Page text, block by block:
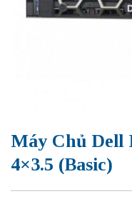
Máy Chủ Dell
4×3.5 (Basic)